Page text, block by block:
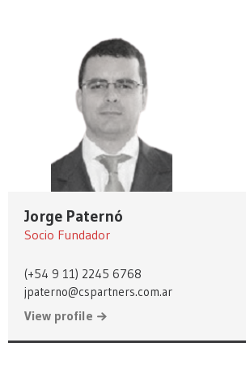
Jorge Paternó
Socio Fundador
(+54 9 11) 2245 6768
jpaterno@cspartners.com.ar
View profile